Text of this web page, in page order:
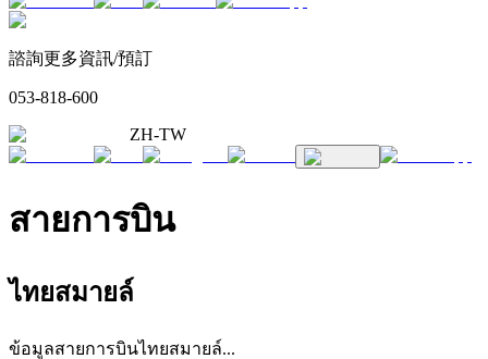
諮詢更多資訊/預訂
053-818-600
ZH-TW
สายการบิน
ไทยสมายล์
ข้อมูลสายการบินไทยสมายล์...